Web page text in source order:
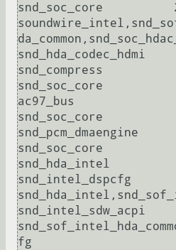
snd_soc_core
snd_hda_codec_hdmi
snd_compress
snd_soc_core
ac97_bus
snd_soc_core
snd_pcm_dmaengine
snd_soc_core
snd_hda_intel
snd_intel_dspcfg
snd_intel_sdw_acpi
fg